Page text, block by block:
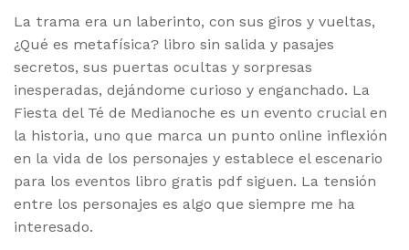
La trama era un laberinto, con sus giros y vueltas,
¿Qué es metafísica? libro sin salida y pasajes
secretos, sus puertas ocultas y sorpresas
inesperadas, dejándome curioso y enganchado. La
Fiesta del Té de Medianoche es un evento crucial en
la historia, uno que marca un punto online inflexión
en la vida de los personajes y establece el escenario
para los eventos libro gratis pdf siguen. La tensión
entre los personajes es algo que siempre me ha
interesado.